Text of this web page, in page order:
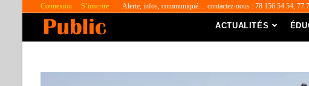
Connexion S’inscrire Alerte, infos, communiqué… contactez-nous : 78 156 54 54, 77
ACTUALITÉS